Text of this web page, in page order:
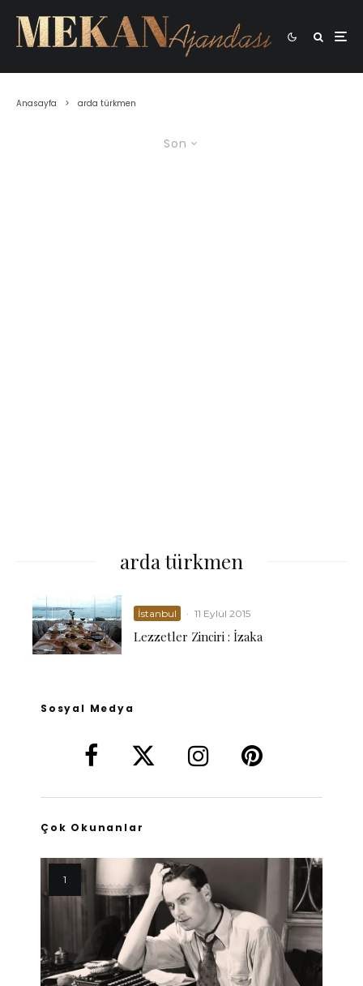
Anasayfa arda türkmen
Son
arda türkmen
İstanbul · 11 Eylül 2015
Lezzetler Zinciri : İzaka
Sosyal Medya
Çok Okunanlar